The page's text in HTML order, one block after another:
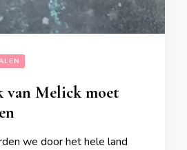
van Melick moet
we door het hele land